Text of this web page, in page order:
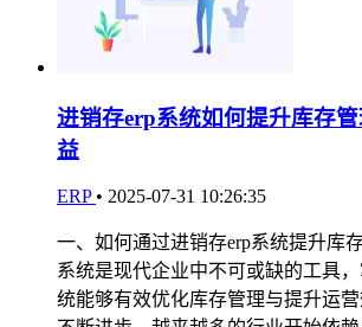
进销存erp系统如何提升库存
益
ERP • 2025-07-31 10:26:35
一、如何通过进销存erp系统提升库
系统是现代企业中不可或缺的工具
统能够有效优化库存管理与提升运